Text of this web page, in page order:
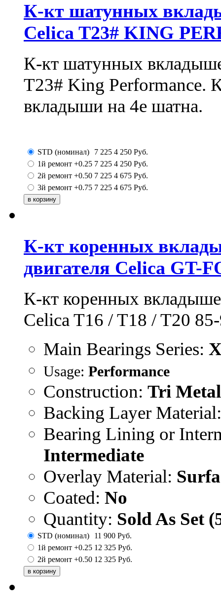
К-кт шатунных
Celica T23# KING
К-кт шатунных
T23# King Performance.
вкладыши на 4е шатна.
STD (номинал) 7 225 4 250 Руб.
1й ремонт +0.25 7 225 4 250 Руб.
2й ремонт +0.50 7 225 4 675 Руб.
3й ремонт +0.75 7 225 4 675 Руб.
К-кт коренных
двигателя Celica GT-
К-кт коренных
Celica T16 / T18 / T20
Main Bearings Series:
Usage: Performance
Construction: Tri Metal
Backing Layer Material:
Bearing Lining or
Intermediate
Overlay Material:
Coated: No
Quantity: Sold As Set
STD (номинал) 11 900 Руб.
1й ремонт +0.25 12 325 Руб.
2й ремонт +0.50 12 325 Руб.